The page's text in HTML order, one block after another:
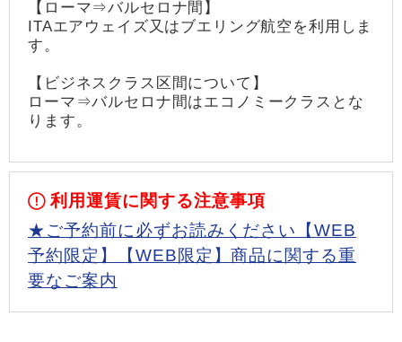
【ローマ⇒バルセロナ間】
ITAエアウェイズ又はブエリング航空を利用しま
す。
【ビジネスクラス区間について】
ローマ⇒バルセロナ間はエコノミークラスとな
ります。
利用運賃に関する注意事項
★ご予約前に必ずお読みください【WEB
予約限定】【WEB限定】商品に関する重
要なご案内